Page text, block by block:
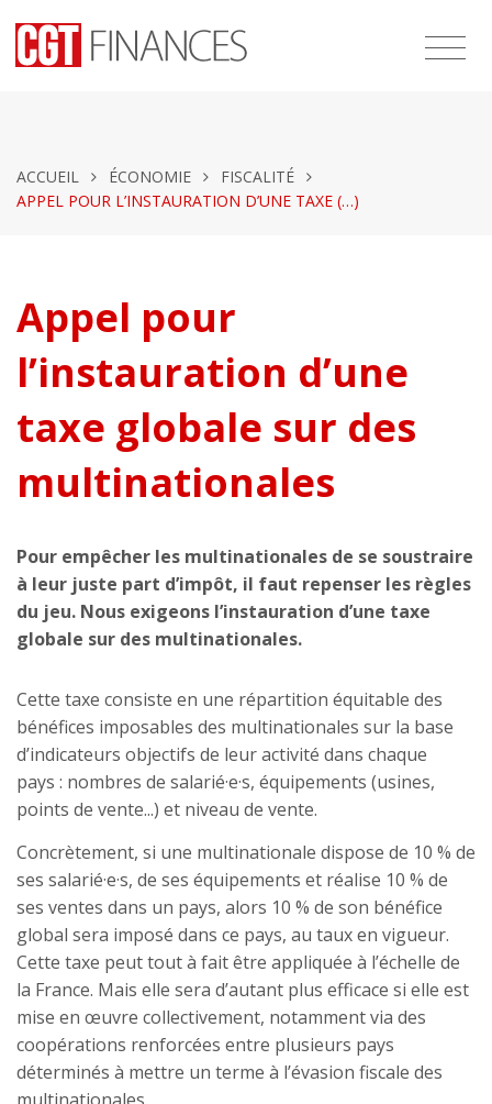
ACCUEIL ÉCONOMIE
FISCALITÉ
APPEL POUR L’INSTAURATION D’UNE TAXE (…)
Appel pour
l’instauration d’une
taxe globale sur des
multinationales
Pour empêcher les multinationales de se soustraire
à leur juste part d’impôt, il faut repenser les règles
du jeu. Nous exigeons l’instauration d’une taxe
globale sur des multinationales.
Cette taxe consiste en une répartition équitable des
bénéfices imposables des multinationales sur la base
d’indicateurs objectifs de leur activité dans chaque
pays : nombres de salarié·e·s, équipements (usines,
points de vente...) et niveau de vente.
Concrètement, si une multinationale dispose de 10 % de
ses salarié·e·s, de ses équipements et réalise 10 % de
ses ventes dans un pays, alors 10 % de son bénéfice
global sera imposé dans ce pays, au taux en vigueur.
Cette taxe peut tout à fait être appliquée à l’échelle de
la France. Mais elle sera d’autant plus efficace si elle est
mise en œuvre collectivement, notamment via des
coopérations renforcées entre plusieurs pays
déterminés à mettre un terme à l’évasion fiscale des